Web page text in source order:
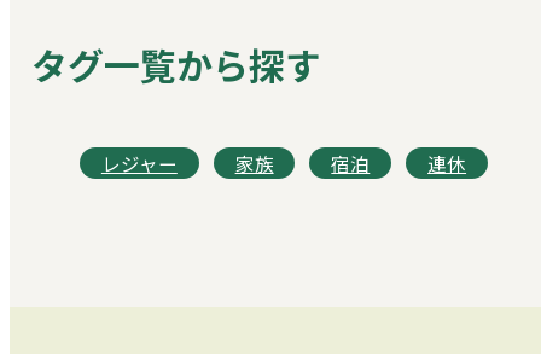
タグ一覧から探す
レジャー 家族 宿泊 連休